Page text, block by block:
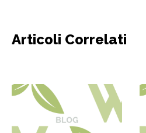
Articoli Correlati